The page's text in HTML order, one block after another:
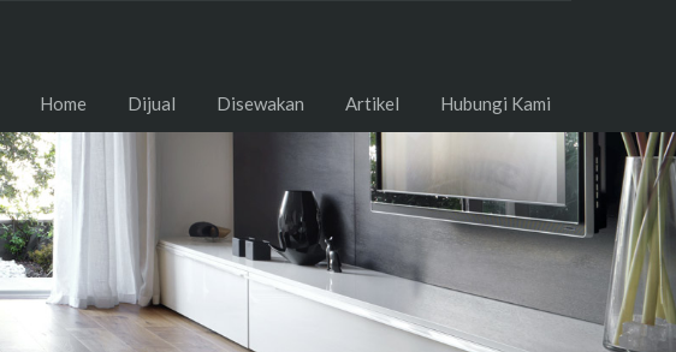
Home Dijual Disewakan Artikel Hubungi Kami